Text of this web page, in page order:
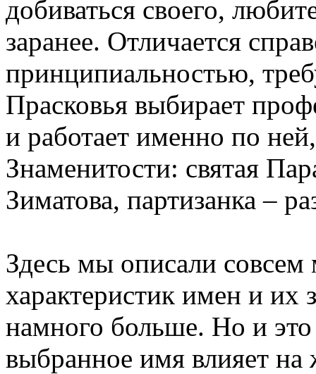
добиваться своего,
заранее. Отличается
принципиальностью,
Прасковья выбирает
и работает именно по
Знаменитости: святая
Зиматова, партизанка –
Здесь мы описали совсем
характеристик имен и их
намного больше. Но и это
выбранное имя влияет на